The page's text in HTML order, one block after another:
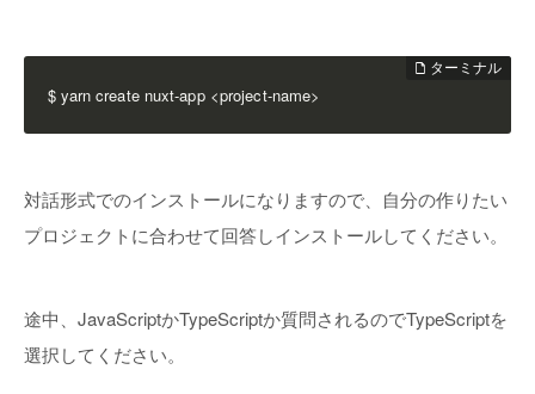
$ yarn create nuxt-app <project-name>
対話形式でのインストールになりますので、自分の作りたい
プロジェクトに合わせて回答しインストールしてください。
途中、JavaScriptかTypeScriptか質問されるのでTypeScriptを
選択してください。